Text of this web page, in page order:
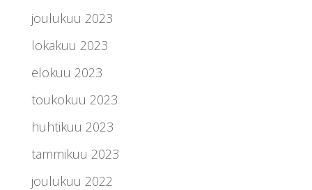
joulukuu 2023
lokakuu 2023
elokuu 2023
toukokuu 2023
huhtikuu 2023
tammikuu 2023
joulukuu 2022